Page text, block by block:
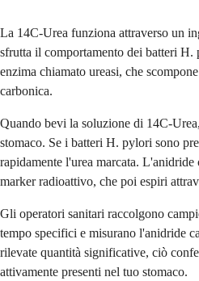
La 14C-Urea funziona attraverso un
sfrutta il comportamento dei batteri
enzima chiamato ureasi, che
carbonica.
Quando bevi la soluzione di 14C-
stomaco. Se i batteri H. pylori sono
rapidamente l'urea marcata.
marker radioattivo, che poi espiri
Gli operatori sanitari raccolgono
tempo specifici e misurano l'anidride
rilevate quantità significative, ciò
attivamente presenti nel tuo stomaco.